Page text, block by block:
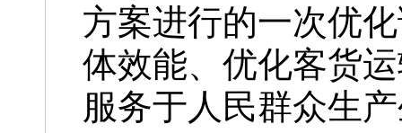
方案进行的一次优
体效能、优化客货
服务于人民群众生